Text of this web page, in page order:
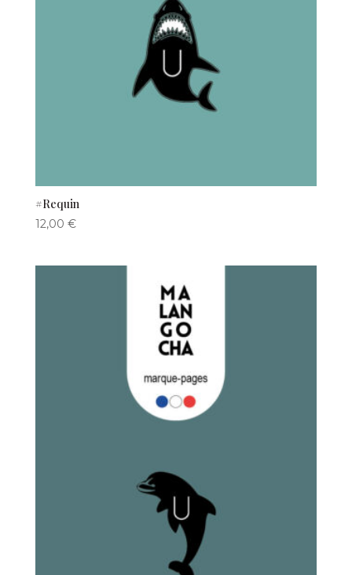
#Requin
12,00 €